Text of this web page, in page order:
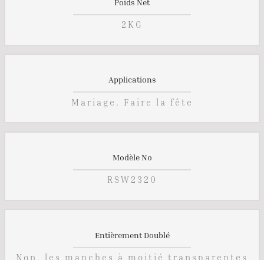
2KG
Applications
Mariage. Faire la fête
Modèle No
RSW2320
Entièrement Doublé
Non, les manches à moitié transparentes